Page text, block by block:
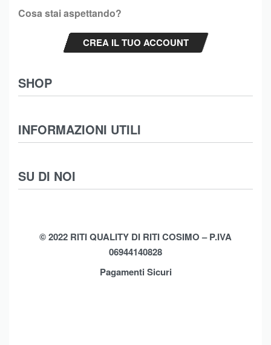
SHOP
Abbigliamento
Intimo
Moda Mare
SU DI NOI
Shop
INFORMAZIONI UTILI
Termini e Condizioni
Spedizioni
Privacy Policy
Cosa stai aspettando?
CREA IL TUO ACCOUNT
© 2022 RITI QUALITY DI RITI COSIMO – P.IVA
06944140828
Pagamenti Sicuri